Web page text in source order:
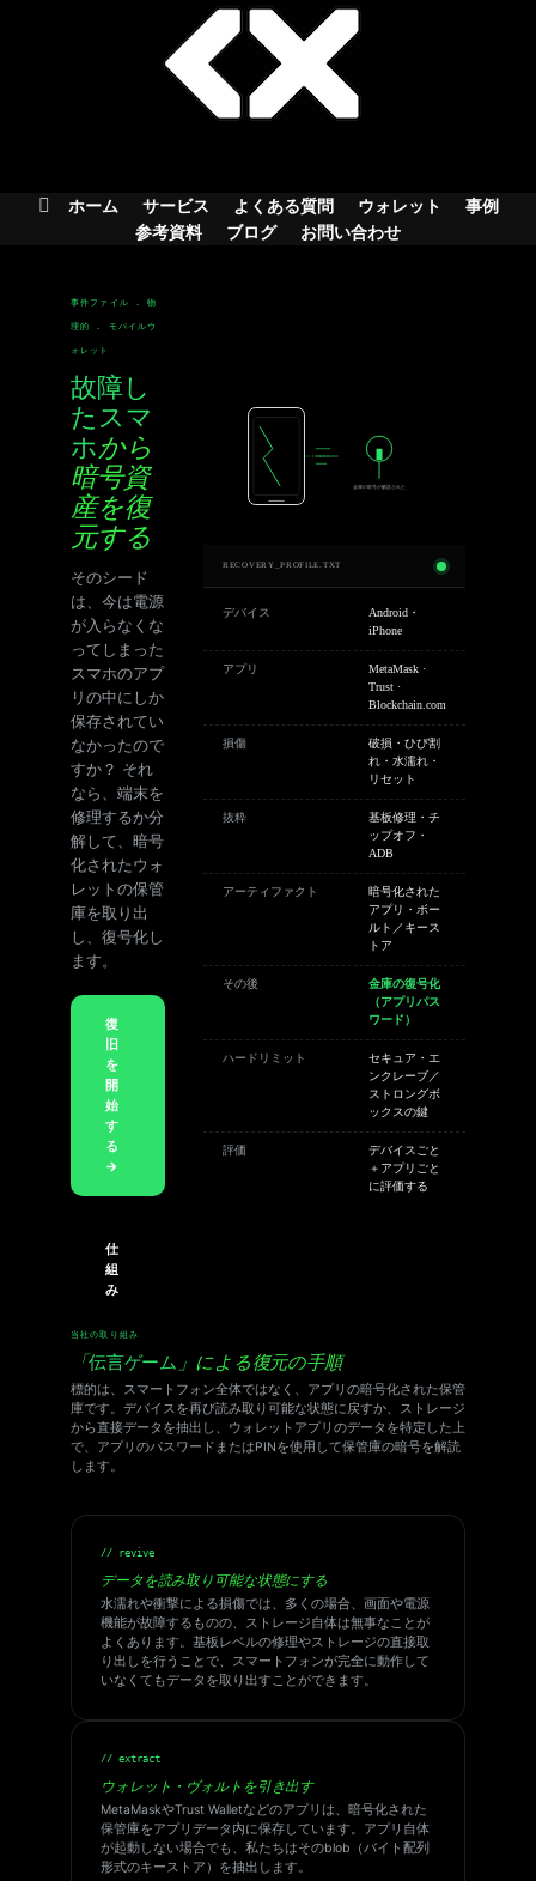
ホーム サービス よくある質問 ウォレット
事例
参考資料
ブログ お問い合わせ
事件ファイル . 物
理的 . モバイルウ
ォレット
故障し
たスマ
ホから
暗号資
産を復
元する
そのシード
は、今は電源
が入らなくな
ってしまった
スマホのアプ
リの中にしか
保存されてい
なかったので
すか？ それ
なら、端末を
修理するか分
解して、暗号
化されたウォ
レットの保管
庫を取り出
し、復号化し
ます。
復
旧
を
開
始
す
る
→
仕
組
み
金庫の暗号が解読された
RECOVERY_PROFILE.TXT
デバイス
Android・
iPhone
アプリ
MetaMask ·
Trust ·
Blockchain.com
損傷
破損・ひび割
れ・水濡れ・
リセット
抜粋
基板修理・チ
ップオフ・
ADB
アーティファクト
暗号化された
アプリ・ボー
ルト／キース
トア
その後
金庫の復号化
（アプリパス
ワード）
ハードリミット
セキュア・エ
ンクレーブ／
ストロングボ
ックスの鍵
評価
デバイスごと
＋アプリごと
に評価する
当社の取り組み
「伝言ゲーム 」による復元の手順
標的は、スマートフォン全体ではなく、アプリの暗号化された保管
庫です。デバイスを再び読み取り可能な状態に戻すか、ストレージ
から直接データを抽出し、ウォレットアプリのデータを特定した上
で、アプリのパスワードまたはPINを使用して保管庫の暗号を解読
します。
// revive
データを読み取り可能な状態にする
水濡れや衝撃による損傷では、多くの場合、画面や電源
機能が故障するものの、ストレージ自体は無事なことが
よくあります。基板レベルの修理やストレージの直接取
り出しを行うことで、スマートフォンが完全に動作して
いなくてもデータを取り出すことができます。
// extract
ウォレット・ヴォルトを引き出す
MetaMaskやTrust Walletなどのアプリは、暗号化された
保管庫をアプリデータ内に保存しています。アプリ自体
が起動しない場合でも、私たちはそのblob（バイト配列
形式のキーストア）を抽出します。